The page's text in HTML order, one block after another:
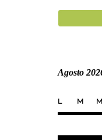
Agosto
L M M